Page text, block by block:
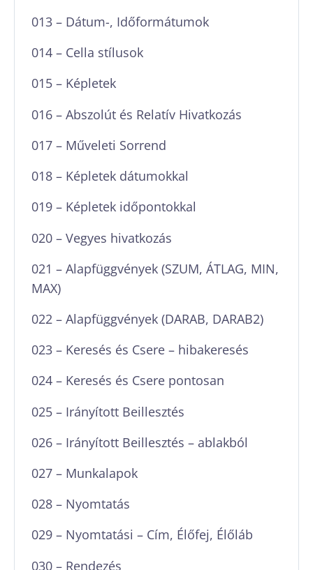
013 – Dátum-, Időformátumok
014 – Cella stílusok
015 – Képletek
016 – Abszolút és Relatív Hivatkozás
017 – Műveleti Sorrend
018 – Képletek dátumokkal
019 – Képletek időpontokkal
020 – Vegyes hivatkozás
021 – Alapfüggvények (SZUM, ÁTLAG, MIN,
MAX)
022 – Alapfüggvények (DARAB, DARAB2)
023 – Keresés és Csere – hibakeresés
024 – Keresés és Csere pontosan
025 – Irányított Beillesztés
026 – Irányított Beillesztés – ablakból
027 – Munkalapok
028 – Nyomtatás
029 – Nyomtatási – Cím, Élőfej, Élőláb
030 – Rendezés